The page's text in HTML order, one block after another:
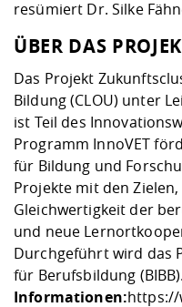
resümiert Dr. Silke
ÜBER DAS
Das Projekt
Bildung (CLOU) unter
ist Teil des
Programm InnoVET
für Bildung und
Projekte mit den
Gleichwertigkeit der
und neue
Durchgeführt wird das
für Berufsbildung (BIBB).
Informationen:https://